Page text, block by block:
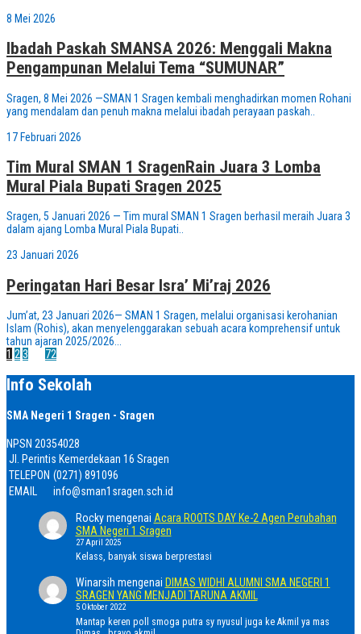
8 Mei 2026
Ibadah Paskah SMANSA 2026: Menggali Makna
Pengampunan Melalui Tema “SUMUNAR”
Sragen, 8 Mei 2026 —SMAN 1 Sragen kembali menghadirkan momen Rohani
yang mendalam dan penuh makna melalui ibadah perayaan paskah..
17 Februari 2026
Tim Mural SMAN 1 SragenRain Juara 3 Lomba
Mural Piala Bupati Sragen 2025
Sragen, 5 Januari 2026 — Tim mural SMAN 1 Sragen berhasil meraih Juara 3
dalam ajang Lomba Mural Piala Bupati..
23 Januari 2026
Peringatan Hari Besar Isra’ Mi’raj 2026
Jum’at, 23 Januari 2026— SMAN 1 Sragen, melalui organisasi kerohanian
Islam (Rohis), akan menyelenggarakan sebuah acara komprehensif untuk
tahun ajaran 2025/2026...
1 23 72
Info Sekolah
SMA Negeri 1 Sragen - Sragen
NPSN 20354028
Jl. Perintis Kemerdekaan 16 Sragen
TELEPON (0271) 891096
EMAIL
info@sman1sragen.sch.id
Rockymengenai Acara ROOTS DAY Ke-2 Agen Perubahan
SMA Negeri 1 Sragen
27 April 2025
Kelass, banyak siswa berprestasi
Winarsih mengenai DIMAS WIDHI ALUMNI SMA NEGERI 1
SRAGEN YANG MENJADI TARUNA AKMIL
5 Oktober 2022
Mantap keren poll smoga putra sy nyusul juga ke Akmil ya mas